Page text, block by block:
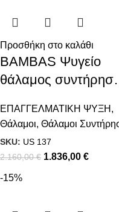
Προσθήκη στο καλάθι
BAMBAS Ψυγείο
θάλαμος
ΕΠΑΓΓΕΛΜΑΤΙΚΗ ΨΥΞΗ ,
Θάλαμοι, Θάλαμοι
SKU: US 137
2.160,00€ 1.836,00 €
-15%